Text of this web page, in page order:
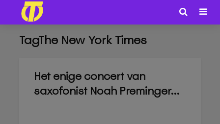
TagThe New York Times
Het enige concert van
saxofonist Noah Preminger...